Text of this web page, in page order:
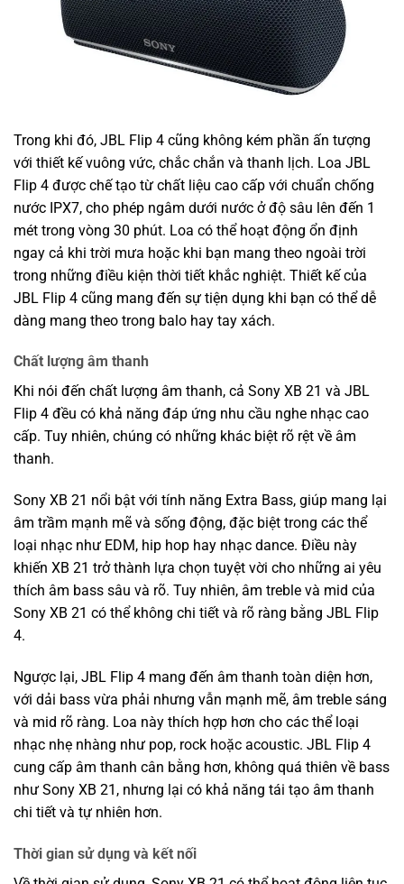
Trong khi đó, JBL Flip 4 cũng không kém phần ấn tượng
với thiết kế vuông vức, chắc chắn và thanh lịch. Loa JBL
Flip 4 được chế tạo từ chất liệu cao cấp với chuẩn chống
nước IPX7, cho phép ngâm dưới nước ở độ sâu lên đến 1
mét trong vòng 30 phút. Loa có thể hoạt động ổn định
ngay cả khi trời mưa hoặc khi bạn mang theo ngoài trời
trong những điều kiện thời tiết khắc nghiệt. Thiết kế của
JBL Flip 4 cũng mang đến sự tiện dụng khi bạn có thể dễ
dàng mang theo trong balo hay tay xách.
Chất lượng âm thanh
Khi nói đến chất lượng âm thanh, cả Sony XB 21 và JBL
Flip 4 đều có khả năng đáp ứng nhu cầu nghe nhạc cao
cấp. Tuy nhiên, chúng có những khác biệt rõ rệt về âm
thanh.
Sony XB 21 nổi bật với tính năng Extra Bass, giúp mang lại
âm trầm mạnh mẽ và sống động, đặc biệt trong các thể
loại nhạc như EDM, hip hop hay nhạc dance. Điều này
khiến XB 21 trở thành lựa chọn tuyệt vời cho những ai yêu
thích âm bass sâu và rõ. Tuy nhiên, âm treble và mid của
Sony XB 21 có thể không chi tiết và rõ ràng bằng JBL Flip
4.
Ngược lại, JBL Flip 4 mang đến âm thanh toàn diện hơn,
với dải bass vừa phải nhưng vẫn mạnh mẽ, âm treble sáng
và mid rõ ràng. Loa này thích hợp hơn cho các thể loại
nhạc nhẹ nhàng như pop, rock hoặc acoustic. JBL Flip 4
cung cấp âm thanh cân bằng hơn, không quá thiên về bass
như Sony XB 21, nhưng lại có khả năng tái tạo âm thanh
chi tiết và tự nhiên hơn.
Thời gian sử dụng và kết nối